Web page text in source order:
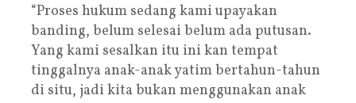
“Proses hukum sedang kami upayakan
banding, belum selesai belum ada putusan.
Yang kami sesalkan itu ini kan tempat
tinggalnya anak-anak yatim bertahun-tahun
di situ, jadi kita bukan menggunakan anak